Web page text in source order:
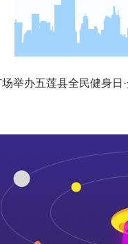
办五莲县全民健身日·